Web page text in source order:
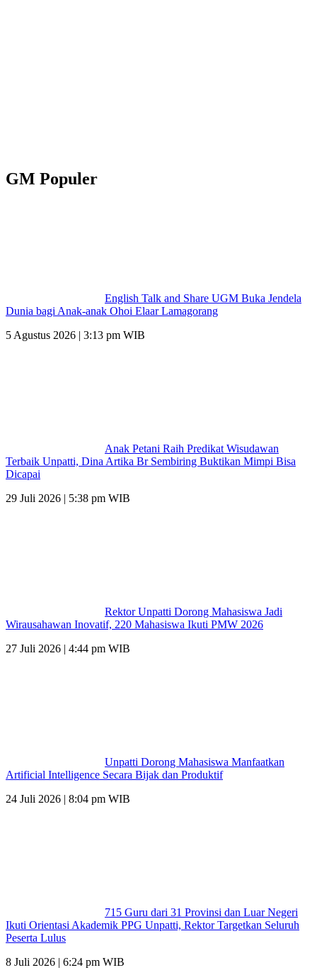
GM Populer
English Talk and Share UGM Buka Jendela
Dunia bagi Anak-anak Ohoi Elaar Lamagorang
5 Agustus 2026 | 3:13 pm WIB
Anak Petani Raih Predikat Wisudawan
Terbaik Unpatti, Dina Artika Br Sembiring Buktikan Mimpi Bisa
Dicapai
29 Juli 2026 | 5:38 pm WIB
Rektor Unpatti Dorong Mahasiswa Jadi
Wirausahawan Inovatif, 220 Mahasiswa Ikuti PMW 2026
27 Juli 2026 | 4:44 pm WIB
Unpatti Dorong Mahasiswa Manfaatkan
Artificial Intelligence Secara Bijak dan Produktif
24 Juli 2026 | 8:04 pm WIB
715 Guru dari 31 Provinsi dan Luar Negeri
Ikuti Orientasi Akademik PPG Unpatti, Rektor Targetkan Seluruh
Peserta Lulus
8 Juli 2026 | 6:24 pm WIB